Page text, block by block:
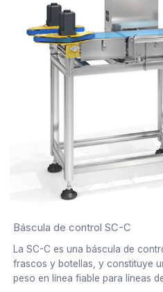
Báscula de control SC-C
La SC-C es una báscula de
frascos y botellas, y constituye
peso en línea fiable para líneas